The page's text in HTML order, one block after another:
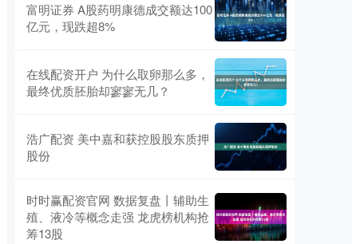
富明证券 A股药明康德成交额达100
亿元，现跌超8%
在线配资开户 为什么取卵那么多，
最终优质胚胎却寥寥无几？
浩广配资 美中嘉和获控股股东质押
股份
时时赢配资官网 数据复盘丨辅助生
殖、液冷等概念走强 龙虎榜机构抢
筹13股